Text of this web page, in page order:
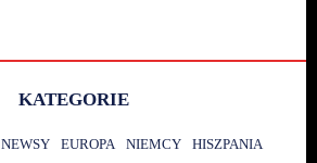
KATEGORIE
NEWSY EUROPA NIEMCY HISZPANIA